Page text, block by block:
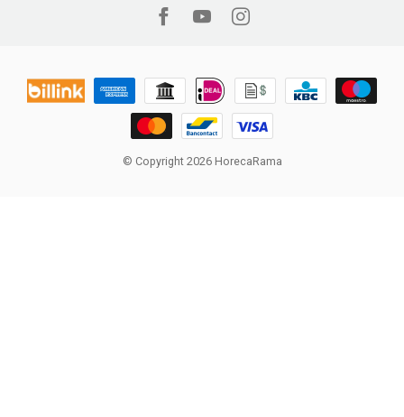
© Copyright 2026 HorecaRama